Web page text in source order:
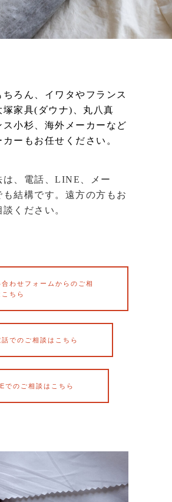
ろん、 イワタやフランス
塚家具(ダウナ)、丸八真
小杉、 海外メーカーなど
ーもお任せください。
は、電話、LINE、メー
結構です。 遠方の方もお
ください。
合わせフォームからのご相
ちら
話でのご相談はこちら
でのご相談はこちら